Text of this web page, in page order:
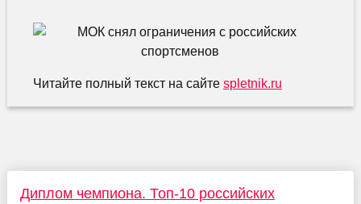
Читайте полный текст на сайте spletnik.ru
Диплом чемпиона. Топ-10 российских